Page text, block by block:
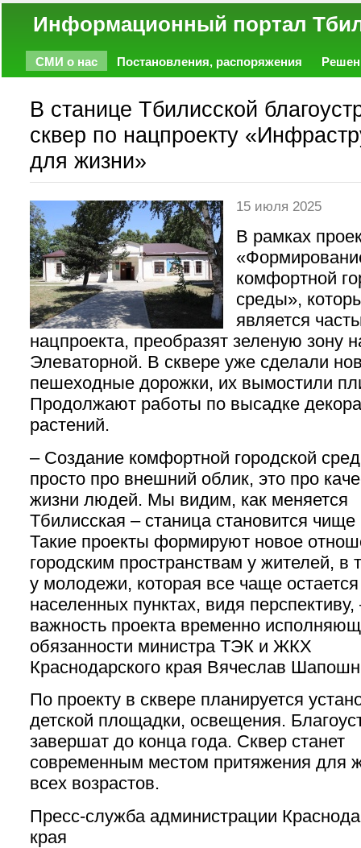
Информационный
СМИ о нас Постановления, распоряжения
В станице Тбилисской
сквер по нацпроекту
для жизни»
15 июля 2025
В рамках
комфортной
среды»,
является
нацпроекта, преобразят зеленую зону
Элеваторной. В сквере уже сделали
пешеходные дорожки, их вымостили
Продолжают работы по высадке
растений.
– Создание комфортной городской
просто про внешний облик, это про
жизни людей. Мы видим, как меняется
Тбилисская – станица становится
Такие проекты формируют новое
городским пространствам у жителей, в
у молодежи, которая все чаще
населенных пунктах, видя
важность проекта временно
обязанности министра ТЭК и ЖКХ
Краснодарского края Вячеслав
По проекту в сквере планируется
детской площадки, освещения.
завершат до конца года. Сквер станет
современным местом притяжения для
всех возрастов.
Пресс-служба администрации
края